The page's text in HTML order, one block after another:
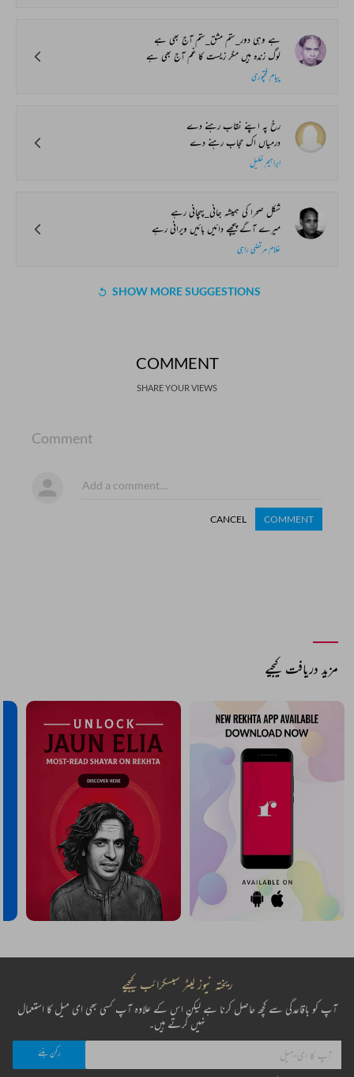
ہے وہی دور_ستم مشق_ستم آج بھی ہے
لوگ زندہ ہیں مگر زیست کا غم آج بھی ہے
پیام فتحپوری
رخ پہ اپنے نقاب رہنے دے
درمیاں اک حجاب رہنے دے
ابراہیم خلیل
شکل صحرا کی ہمیشہ جانی_پہچانی رہے
میرے آگے پیچھے دائیں بائیں ویرانی رہے
غلام مرتضی راہی
SHOW MORE SUGGESTIONS
COMMENT
SHARE YOUR VIEWS
Comment
CANCEL COMMENT
مزید دریافت کیجیے
ریختہ نیوز لیٹر سبسکرائب کیجیے
آپ کو باقاعدگی سے کچھ حاصل کرنا ہے لیکن اس کے علاوہ آپ کسی بھی ای میل کا استعمال
نہیں کرتے ہیں۔